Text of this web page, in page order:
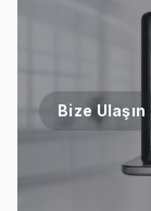
Bize Ulaşın